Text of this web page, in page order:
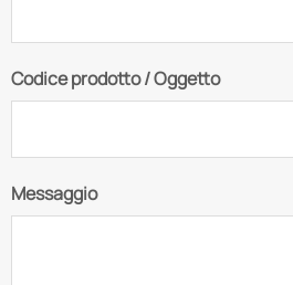
Codice prodotto / Oggetto
Messaggio